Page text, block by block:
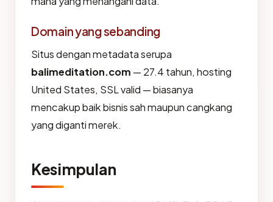
Domain yang sebanding
Situs dengan metadata serupa
balimeditation.com — 27.4 tahun, hosting
United States, SSL valid — biasanya
mencakup baik bisnis sah maupun cangkang
yang diganti merek.
Kesimpulan